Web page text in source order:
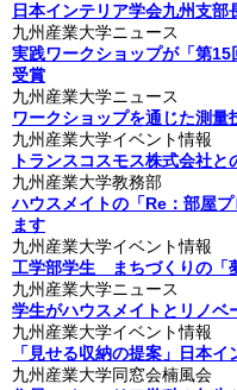
日本インテリア学会九州支部
九州産業大学ニュース
実践ワークショップが「第
受賞
九州産業大学ニュース
ワークショップを通じた測
九州産業大学イベント情報
トランスコスモス株式会社
九州産業大学教務部
ハウスメイトの「Re：部屋
ます
九州産業大学イベント情報
工学部学生 まちづくりの「
九州産業大学ニュース
学生がハウスメイトとリノベ
九州産業大学イベント情報
「見せる収納の提案」日本
九州産業大学同窓会楠風会